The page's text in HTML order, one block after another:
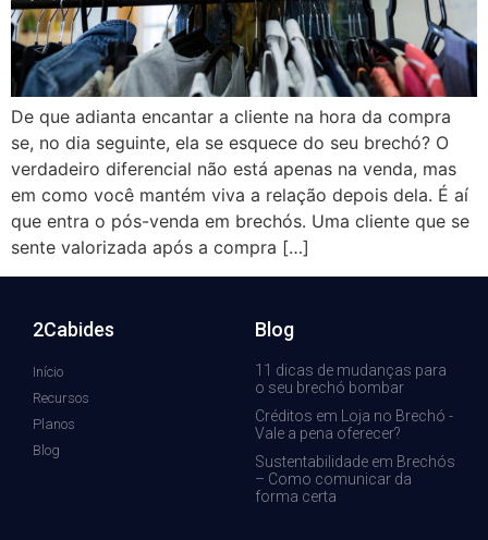
De que adianta encantar a cliente na hora da compra
se, no dia seguinte, ela se esquece do seu brechó? O
verdadeiro diferencial não está apenas na venda, mas
em como você mantém viva a relação depois dela. É aí
que entra o pós-venda em brechós. Uma cliente que se
sente valorizada após a compra […]
2Cabides
Início
Recursos
Planos
Blog
Blog
11 dicas de mudanças para
o seu brechó bombar
Créditos em Loja no Brechó -
Vale a pena oferecer?
Sustentabilidade em Brechós
– Como comunicar da
forma certa